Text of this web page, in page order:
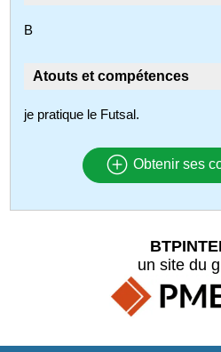
B
Atouts et compétences
je pratique le Futsal.
Obtenir ses
un site du